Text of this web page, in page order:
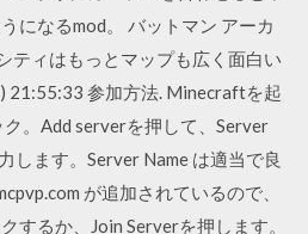
になるmod。 バットマン アーカ
ティはもっとマップも広く面白い
21:55:33 参加方法. Minecraftを起
。Add serverを押して、Server
します。Server Name は適当で良
が追加されているので、
するか、Join Serverを押します。